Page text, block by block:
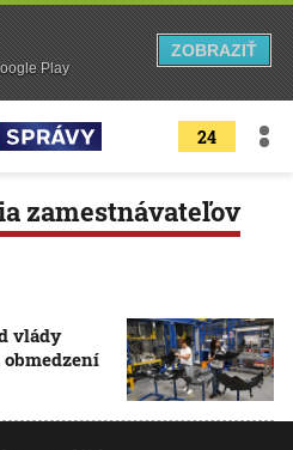
24
zamestnávateľov
vlády
Play
ZOBRAZIŤ